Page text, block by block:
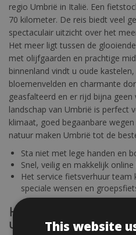
regio Umbrië in Italië. Een
70 kilometer. De reis biedt veel
spectaculair uitzicht over het
Het meer ligt tussen de
met olijfgaarden en prachtige
binnenland vindt u oude
bloemenvelden en charmante
geasfalteerd en er rijd bijna
landschap van Umbrië is perfect
klimaat, goed begaanbare
natuur maken Umbrië tot de
Sta niet met lege handen en
Snel, veilig en makkelijk
Het service fietsverhuur
speciale wensen en
Huur nu uw racefiets
uw fietsvakantie in
This website